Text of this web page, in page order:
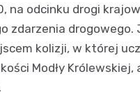
na odcinku drogi
zdarzenia drogowego.
kolizji, w której
Modły